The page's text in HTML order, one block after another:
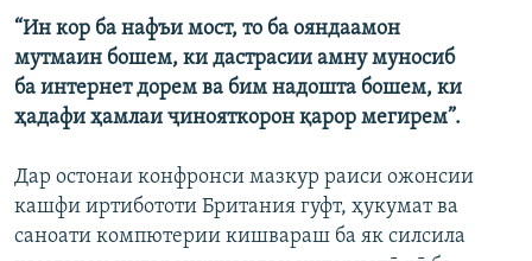
“Ин кор ба нафъи мост, то ба ояндаамон
мутмаин бошем, ки дастрасии амну муносиб
ба интернет дорем ва бим надошта бошем, ки
ҳадафи ҳамлаи ҷинояткорон қарор мегирем”.
Дар остонаи конфронси мазкур раиси ожонсии
кашфи иртибототи Британия гуфт, ҳукумат ва
саноати компютерии кишвараш ба як силсила